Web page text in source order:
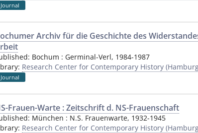
Journal
Archiv für die Geschichte des
Bochum : Germinal-Verl, 1984-1987
Research Center for Contemporary History
Journal
Frauen-Warte : Zeitschrift d. NS-Frauenschaft
München : N.S. Frauenwarte, 1932-1945
Research Center for Contemporary History